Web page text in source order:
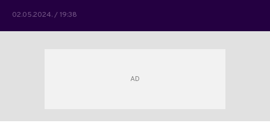
02.05.2024. / 19:38